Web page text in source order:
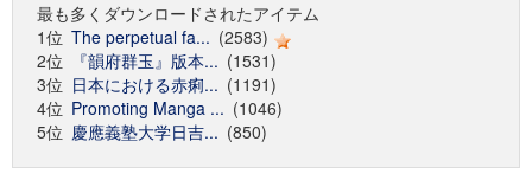
最も多くダウンロードされたアイテム
1位 The perpetual fa... (2583)
2位
『韻府群玉』版本... (1531)
3位 日本における赤痢... (1191)
4位 Promoting Manga ... (1046)
5位 慶應義塾大学日吉... (850)